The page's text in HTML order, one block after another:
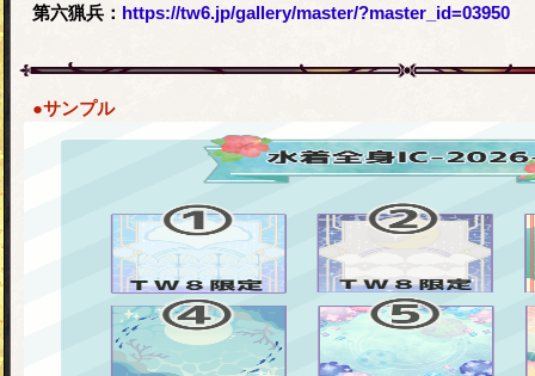
第六猟兵： https://tw6.jp/gallery/master/?master_id=03950
●サンプル